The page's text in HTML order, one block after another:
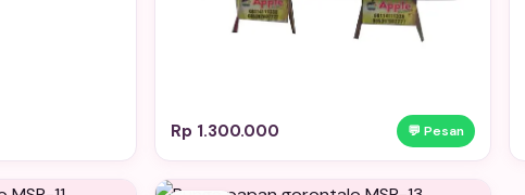
Rp 1.300.000 💬 Pesan